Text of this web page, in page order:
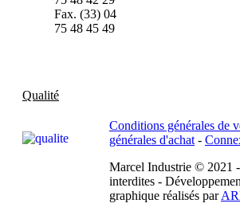
Fax. (33) 04
75 48 45 49
Qualité
Conditions générales de
générales d'achat -
Marcel Industrie © 2021
interdites -
graphique réalisés par